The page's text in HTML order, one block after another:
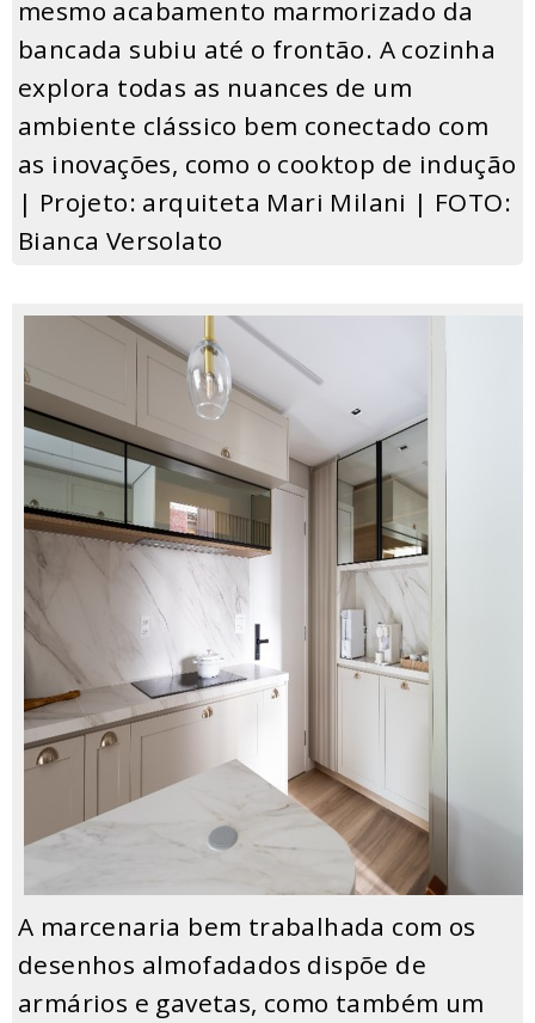
mesmo acabamento marmorizado da
bancada subiu até o frontão. A cozinha
explora todas as nuances de um
ambiente clássico bem conectado com
as inovações, como o cooktop de indução
| Projeto: arquiteta Mari Milani | FOTO:
Bianca Versolato
A marcenaria bem trabalhada com os
desenhos almofadados dispõe de
armários e gavetas, como também um